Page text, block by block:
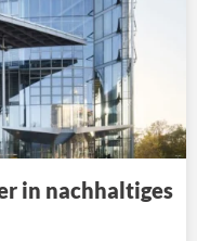
in nachhaltiges